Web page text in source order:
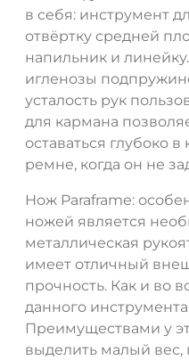
в себя: инструмент
отвёртку средней
напильник и
игленозы
усталость рук
для кармана
оставаться глубоко
ремне, когда он не
Нож Paraframe:
ножей является
металлическая
имеет отличный
прочность. Как и во
данного
Преимуществами у
выделить малый вес,
ДА